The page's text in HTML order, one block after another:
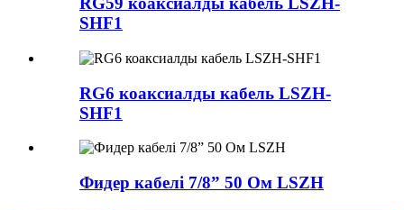
SHF1
RG6 коаксиалды кабель LSZH-
SHF1
Фидер кабелі 7/8” 50 Ом LSZH